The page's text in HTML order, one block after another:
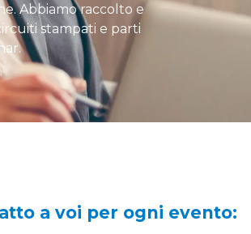
Abbiamo raccolto e
stampati e parti
a voi per ogni evento: